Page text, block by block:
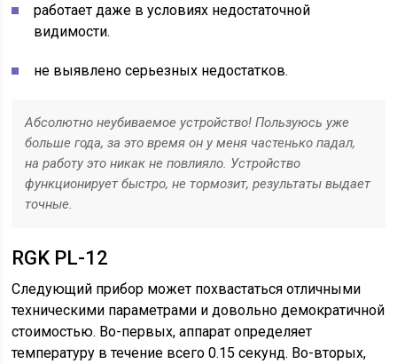
работает даже в условиях недостаточной
видимости.
не выявлено серьезных недостатков.
Абсолютно неубиваемое устройство! Пользуюсь уже
больше года, за это время он у меня частенько падал,
на работу это никак не повлияло. Устройство
функционирует быстро, не тормозит, результаты выдает
точные.
RGK PL-12
Следующий прибор может похвастаться отличными
техническими параметрами и довольно демократичной
стоимостью. Во-первых, аппарат определяет
температуру в течение всего 0.15 секунд. Во-вторых,